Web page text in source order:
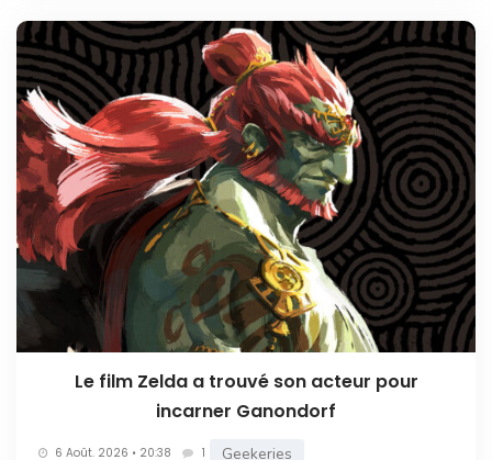
Le film Zelda a trouvé son acteur pour
incarner Ganondorf
6 Août. 2026 • 20:38 1 Geekeries